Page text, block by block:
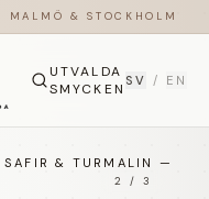
MALMÖ & STOCKHOLM
UTVALDA
SMYCKEN SV / EN
& TURMALIN —
2 / 3